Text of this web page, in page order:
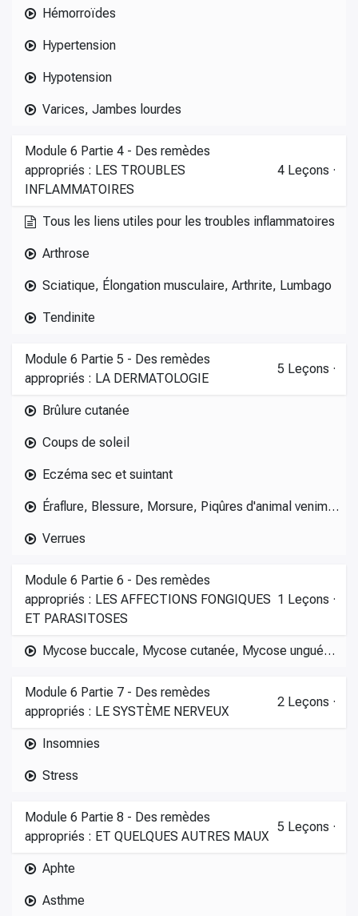
Hémorroïdes
Hypertension
Hypotension
Varices, Jambes lourdes
Module 6 Partie 4 - Des remèdes
appropriés : LES TROUBLES
INFLAMMATOIRES
4 Leçons ·
Tous les liens utiles pour les troubles inflammatoires
Arthrose
Sciatique, Élongation musculaire, Arthrite, Lumbago
Tendinite
Module 6 Partie 5 - Des remèdes
appropriés : LA DERMATOLOGIE
5 Leçons ·
Brûlure cutanée
Coups de soleil
Eczéma sec et suintant
Éraflure, Blessure, Morsure, Piqûres d'animal venimeux, Piqûres d'araignée, de moustique, de fourmi, ...
Verrues
Module 6 Partie 6 - Des remèdes
appropriés : LES AFFECTIONS FONGIQUES
ET PARASITOSES
1 Leçons ·
Mycose buccale, Mycose cutanée, Mycose unguéale et sous-unguéale
Module 6 Partie 7 - Des remèdes
appropriés : LE SYSTÈME NERVEUX
2 Leçons ·
Insomnies
Stress
Module 6 Partie 8 - Des remèdes
appropriés : ET QUELQUES AUTRES MAUX
5 Leçons ·
Aphte
Asthme